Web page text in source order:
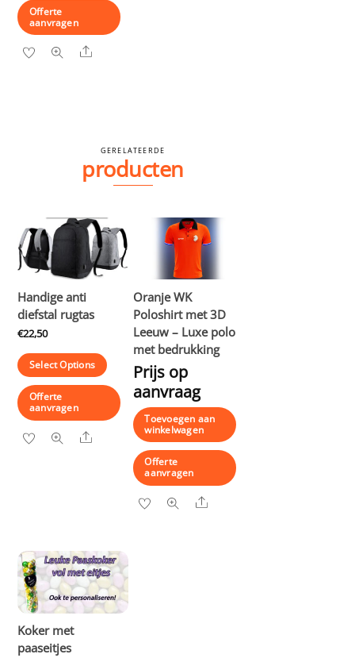
Offerte
aanvragen
Share
GERELATEERDE
producten
Handige anti
diefstal rugtas
€22,50
Select Options
Offerte
aanvragen
Share
Oranje WK
Poloshirt met 3D
Leeuw – Luxe polo
met bedrukking
Prijs op
aanvraag
Toevoegen aan
winkelwagen
Offerte
aanvragen
Share
Koker met
paaseitjes